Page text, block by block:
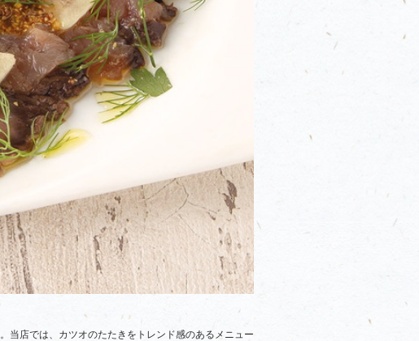
当店では、カツオのたたきをトレンド感のあるメニュー